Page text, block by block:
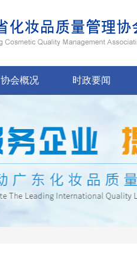
协会概况 时政要闻